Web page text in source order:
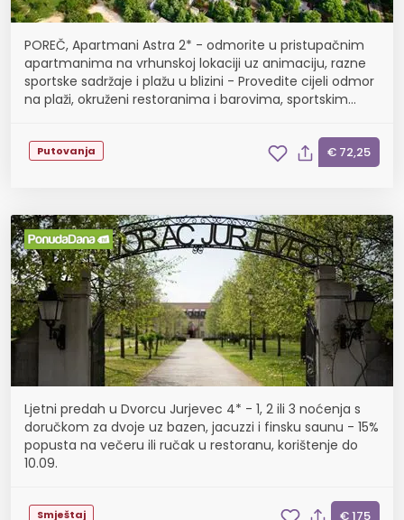
POREČ, Apartmani Astra 2* - odmorite u pristupačnim
apartmanima na vrhunskoj lokaciji uz animaciju, razne
sportske sadržaje i plažu u blizini - Provedite cijeli odmor
na plaži, okruženi restoranima i barovima, sportskim
Putovanja € 72,25
Ljetni predah u Dvorcu Jurjevec 4* - 1, 2 ili 3 noćenja s
doručkom za dvoje uz bazen, jacuzzi i finsku saunu - 15%
popusta na večeru ili ručak u restoranu, korištenje do
10.09.
Smještaj € 175